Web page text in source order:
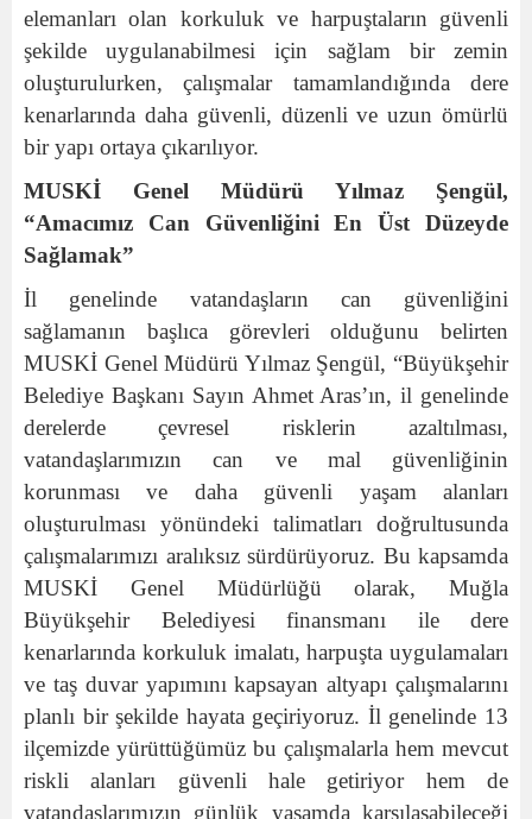
elemanları olan korkuluk ve harpuştaların güvenli
şekilde uygulanabilmesi için sağlam bir zemin
oluşturulurken, çalışmalar tamamlandığında dere
kenarlarında daha güvenli, düzenli ve uzun ömürlü
bir yapı ortaya çıkarılıyor.
MUSKİ Genel Müdürü Yılmaz Şengül,
“Amacımız Can Güvenliğini En Üst Düzeyde
Sağlamak”
İl genelinde vatandaşların can güvenliğini
sağlamanın başlıca görevleri olduğunu belirten
MUSKİ Genel Müdürü Yılmaz Şengül, “Büyükşehir
Belediye Başkanı Sayın Ahmet Aras’ın, il genelinde
derelerde çevresel risklerin azaltılması,
vatandaşlarımızın can ve mal güvenliğinin
korunması ve daha güvenli yaşam alanları
oluşturulması yönündeki talimatları doğrultusunda
çalışmalarımızı aralıksız sürdürüyoruz. Bu kapsamda
MUSKİ Genel Müdürlüğü olarak, Muğla
Büyükşehir Belediyesi finansmanı
ile dere
kenarlarında korkuluk imalatı, harpuşta uygulamaları
ve taş duvar yapımını kapsayan altyapı çalışmalarını
planlı bir şekilde hayata geçiriyoruz. İl genelinde 13
ilçemizde yürüttüğümüz bu çalışmalarla hem mevcut
riskli alanları güvenli hale getiriyor hem de
vatandaşlarımızın günlük yaşamda karşılaşabileceği